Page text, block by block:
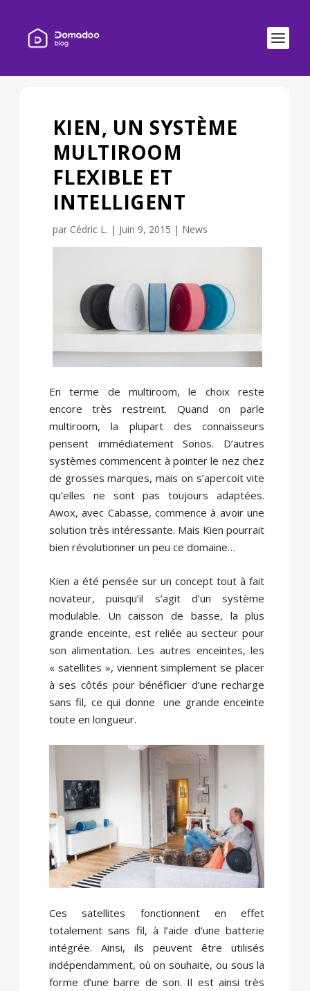
KIEN, UN SYSTÈME
MULTIROOM
FLEXIBLE ET
INTELLIGENT
par Cédric L. | Juin 9, 2015 | News
En terme de multiroom, le choix reste
encore très restreint. Quand on parle
multiroom, la plupart des connaisseurs
pensent immédiatement Sonos. D’autres
systèmes commencent à pointer le nez chez
de grosses marques, mais on s’apercoit vite
qu’elles ne sont pas toujours adaptées.
Awox, avec Cabasse, commence à avoir une
solution très intéressante. Mais Kien pourrait
bien révolutionner un peu ce domaine…
Kien a été pensée sur un concept tout à fait
novateur, puisqu’il s’agit d’un système
modulable. Un caisson de basse, la plus
grande enceinte, est reliée au secteur pour
son alimentation. Les autres enceintes, les
« satellites », viennent simplement se placer
à ses côtés pour bénéficier d’une recharge
sans fil, ce qui donne une grande enceinte
toute en longueur.
Ces satellites fonctionnent en effet
totalement sans fil, à l’aide d’une batterie
intégrée. Ainsi, ils peuvent être utilisés
indépendamment, où on souhaite, ou sous la
forme d’une barre de son. Il est ainsi très